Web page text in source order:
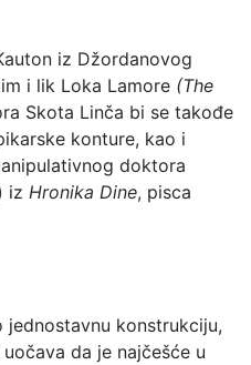
iz Džordanovog
i lik Loka Lamore (The
Skota Linča bi se takođe
konture, kao i
doktora
iz Hronika Dine, pisca
konstrukciju,
da je najčešće u